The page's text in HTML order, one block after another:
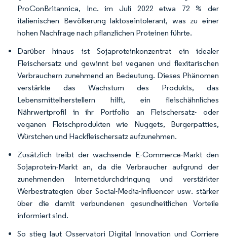
ProConBritannica, Inc. im Juli 2022 etwa 72 % der
italienischen Bevölkerung laktoseintolerant, was zu einer
hohen Nachfrage nach pflanzlichen Proteinen führte.
Darüber hinaus ist Sojaproteinkonzentrat ein idealer
Fleischersatz und gewinnt bei veganen und flexitarischen
Verbrauchern zunehmend an Bedeutung. Dieses Phänomen
verstärkte das Wachstum des Produkts, das
Lebensmittelherstellern hilft, ein fleischähnliches
Nährwertprofil in ihr Portfolio an Fleischersatz- oder
veganen Fleischprodukten wie Nuggets, Burgerpatties,
Würstchen und Hackfleischersatz aufzunehmen.
Zusätzlich treibt der wachsende E-Commerce-Markt den
Sojaprotein-Markt an, da die Verbraucher aufgrund der
zunehmenden Internetdurchdringung und verstärkter
Werbestrategien über Social-Media-Influencer usw. stärker
über die damit verbundenen gesundheitlichen Vorteile
informiert sind.
So stieg laut Osservatori Digital Innovation und Corriere